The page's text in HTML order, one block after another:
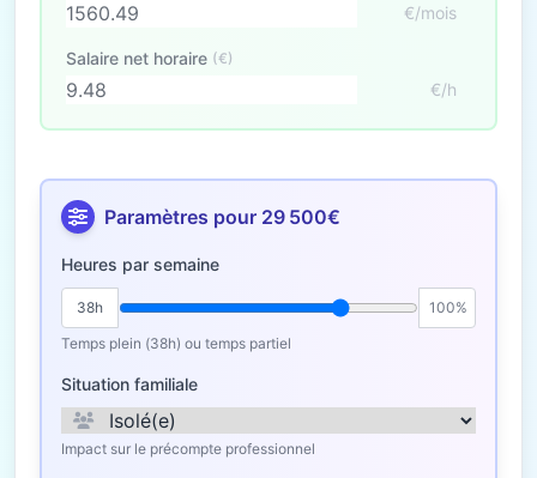
€/mois
Salaire net horaire (€)
€/h
Paramètres pour 29 500€
Heures par semaine
38h
100%
Temps plein (38h) ou temps partiel
Situation familiale
Impact sur le précompte professionnel